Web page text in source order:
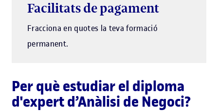
Facilitats de pagament
Fracciona en quotes la teva formació
permanent.
Per què estudiar el diploma
d'expert d’Anàlisi de Negoci?